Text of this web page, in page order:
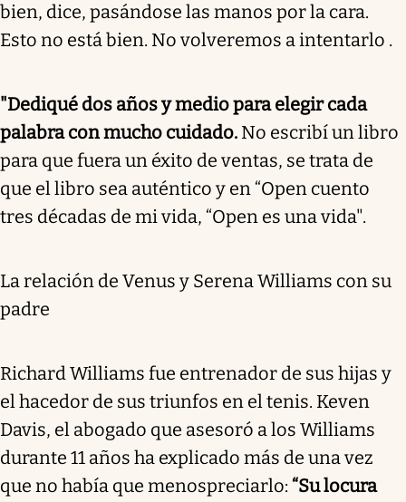
bien, dice, pasándose las manos por la cara.
Esto no está bien. No volveremos a intentarlo .
"Dediqué dos años y medio para elegir cada
palabra con mucho cuidado. No escribí un libro
para que fuera un éxito de ventas, se trata de
que el libro sea auténtico y en “Open cuento
tres décadas de mi vida, “Open es una vida".
La relación de Venus y Serena Williams con su
padre
Richard Williams fue entrenador de sus hijas y
el hacedor de sus triunfos en el tenis. Keven
Davis, el abogado que asesoró a los Williams
durante 11 años ha explicado más de una vez
que no había que menospreciarlo: “Su locura